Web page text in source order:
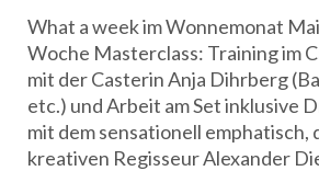
What a week im Wonnemonat
Woche Masterclass: Training im
mit der Casterin Anja Dihrberg
etc.) und Arbeit am Set inklusive
mit dem sensationell emphatisch,
kreativen Regisseur Alexander